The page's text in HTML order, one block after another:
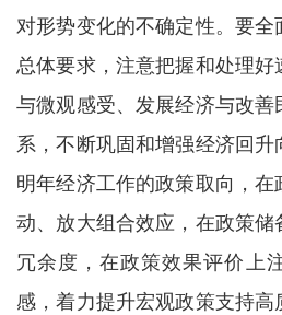
对形势变化的不确定性。要
总体要求，注意把握和处理
与微观感受、发展经济与改
系，不断巩固和增强经济回
明年经济工作的政策取向，
动、放大组合效应，在政策储
冗余度，在政策效果评价上
感，着力提升宏观政策支持